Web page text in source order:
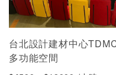
台北設計建材中心
多功能空間